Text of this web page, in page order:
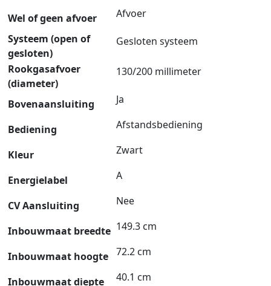
Wel of geen afvoer
Afvoer
Systeem (open of
gesloten)
Gesloten systeem
Rookgasafvoer
(diameter)
130/200 millimeter
Bovenaansluiting Ja
Bediening Afstandsbediening
Kleur Zwart
Energielabel A
CV Aansluiting Nee
Inbouwmaat breedte 149.3 cm
Inbouwmaat hoogte 72.2 cm
Inbouwmaat diepte 40.1 cm